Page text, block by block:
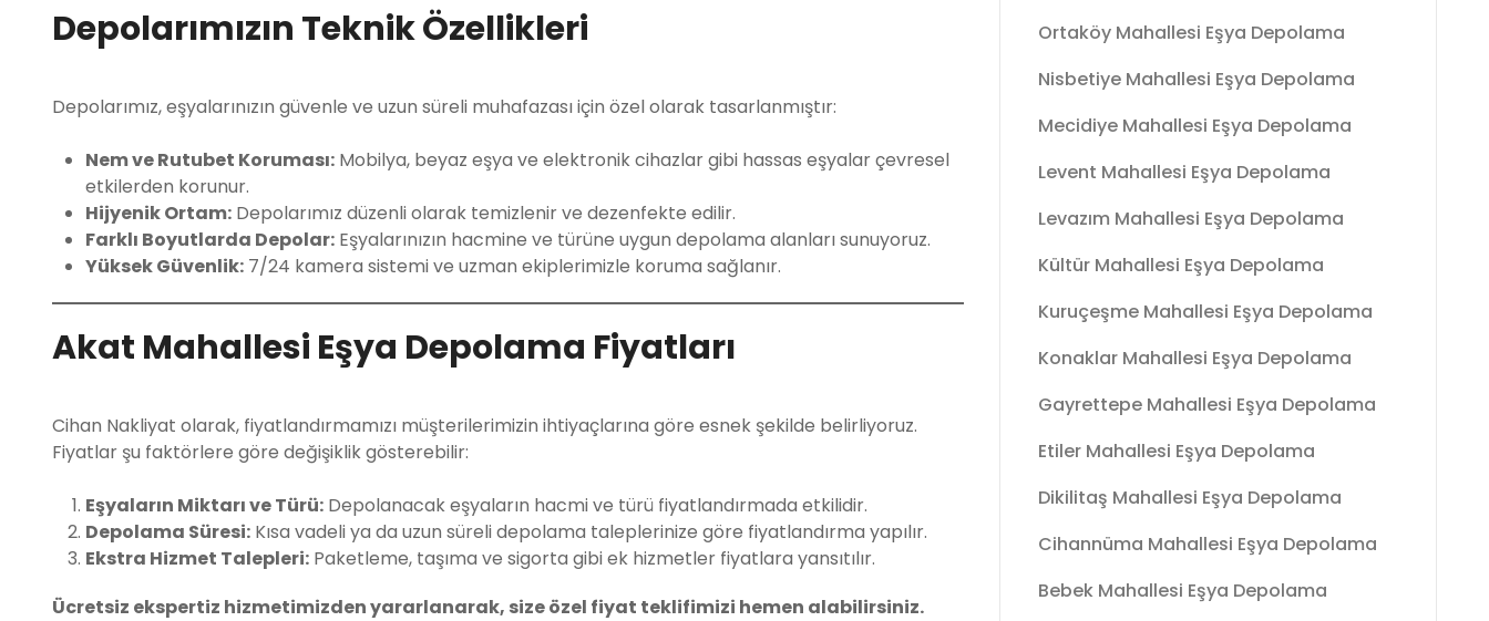
Depolarımızın Teknik Özellikleri
Depolarımız, eşyalarınızın güvenle ve uzun süreli muhafazası için özel olarak tasarlanmıştır:
Nem ve Rutubet Koruması: Mobilya, beyaz eşya ve elektronik cihazlar gibi hassas eşyalar çevresel
etkilerden korunur.
Hijyenik Ortam: Depolarımız düzenli olarak temizlenir ve dezenfekte edilir.
Farklı Boyutlarda Depolar: Eşyalarınızın hacmine ve türüne uygun depolama alanları sunuyoruz.
Yüksek Güvenlik: 7/24 kamera sistemi ve uzman ekiplerimizle koruma sağlanır.
Akat Mahallesi Eşya Depolama Fiyatları
Cihan Nakliyat olarak, fiyatlandırmamızı müşterilerimizin ihtiyaçlarına göre esnek şekilde belirliyoruz.
Fiyatlar şu faktörlere göre değişiklik gösterebilir:
Eşyaların Miktarı ve Türü: Depolanacak eşyaların hacmi ve türü fiyatlandırmada etkilidir.
Depolama Süresi: Kısa vadeli ya da uzun süreli depolama taleplerinize göre fiyatlandırma yapılır.
Ekstra Hizmet Talepleri: Paketleme, taşıma ve sigorta gibi ek hizmetler fiyatlara yansıtılır.
Ücretsiz ekspertiz hizmetimizden yararlanarak, size özel fiyat teklifimizi hemen alabilirsiniz.
Ortaköy Mahallesi Eşya Depolama
Nisbetiye Mahallesi Eşya Depolama
Mecidiye Mahallesi Eşya Depolama
Levent Mahallesi Eşya Depolama
Levazım Mahallesi Eşya Depolama
Kültür Mahallesi Eşya Depolama
Kuruçeşme Mahallesi Eşya Depolama
Konaklar Mahallesi Eşya Depolama
Gayrettepe Mahallesi Eşya Depolama
Etiler Mahallesi Eşya Depolama
Dikilitaş Mahallesi Eşya Depolama
Cihannüma Mahallesi Eşya Depolama
Bebek Mahallesi Eşya Depolama